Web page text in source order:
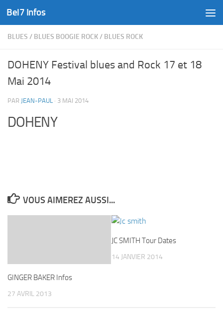
Skip to content
Bel7 Infos
BLUES / BLUES BOOGIE ROCK/ BLUES ROCK
DOHENY Festival blues and Rock 17 et 18
Mai 2014
PAR JEAN-PAUL · 3 MAI 2014
DOHENY
VOUS AIMEREZ AUSSI...
GINGER BAKER Infos
27 AVRIL 2013
JC SMITH Tour Dates
14 JANVIER 2014